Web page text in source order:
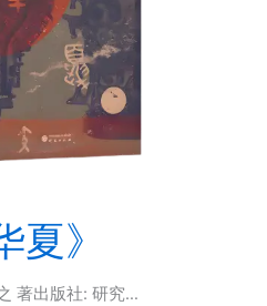
夏》
著出版社: 研究…